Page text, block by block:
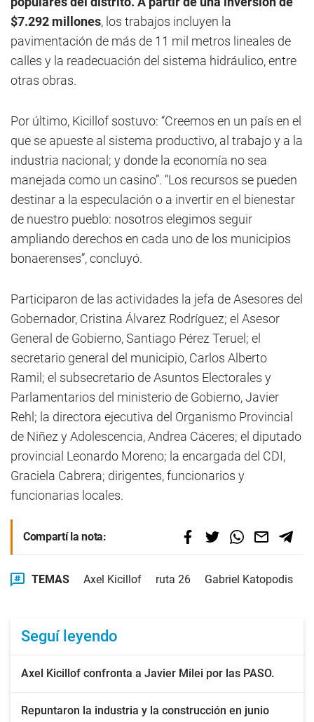
$7.292 millones, los trabajos incluyen la
pavimentación de más de 11 mil metros lineales de
calles y la readecuación del sistema hidráulico, entre
otras obras.
Por último, Kicillof sostuvo: “Creemos en un país en el
que se apueste al sistema productivo, al trabajo y a la
industria nacional; y donde la economía no sea
manejada como un casino”. “Los recursos se pueden
destinar a la especulación o a invertir en el bienestar
de nuestro pueblo: nosotros elegimos seguir
ampliando derechos en cada uno de los municipios
bonaerenses”, concluyó.
Participaron de las actividades la jefa de Asesores del
Gobernador, Cristina Álvarez Rodríguez; el Asesor
General de Gobierno, Santiago Pérez Teruel; el
secretario general del municipio, Carlos Alberto
Ramil; el subsecretario de Asuntos Electorales y
Parlamentarios del ministerio de Gobierno, Javier
Rehl; la directora ejecutiva del Organismo Provincial
de Niñez y Adolescencia, Andrea Cáceres; el diputado
provincial Leonardo Moreno; la encargada del CDI,
Graciela Cabrera; dirigentes, funcionarios y
funcionarias locales.
Compartí la nota:
TEMAS Axel Kicillof ruta 26 Gabriel Katopodis
Seguí leyendo
Axel Kicillof confronta a Javier Milei por las PASO.
Repuntaron la industria y la construcción en junio